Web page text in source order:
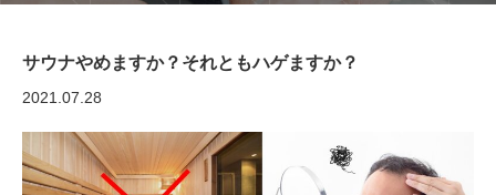
サウナやめますか？それともハゲますか？
2021.07.28